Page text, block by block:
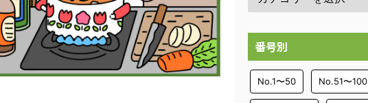
番号別
No.1〜50 No.51〜100